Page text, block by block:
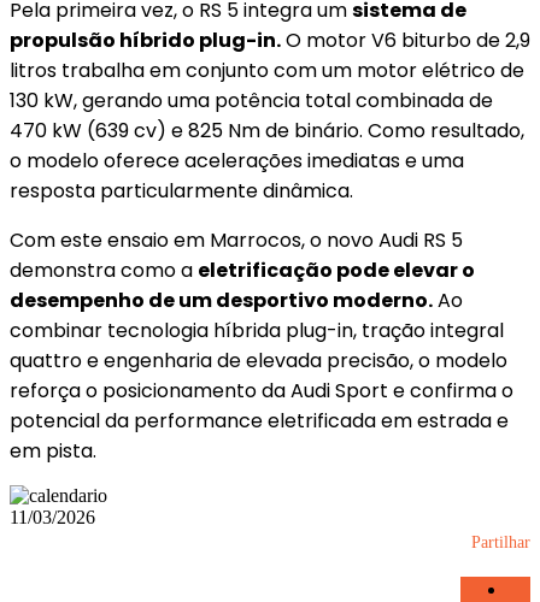
Pela primeira vez, o RS 5 integra umsistema de
propulsão híbrido plug-in.O motor V6 biturbo de 2,9
litros trabalha em conjunto com um motor elétrico de
130 kW, gerando uma potência total combinada de
470 kW (639 cv) e 825 Nm de binário. Como resultado,
o modelo oferece acelerações imediatas e uma
resposta particularmente dinâmica.
Com este ensaio em Marrocos, o novo Audi RS 5
demonstra como a eletrificação pode elevar o
desempenho de um desportivo moderno.Ao
combinar tecnologia híbrida plug-in, tração integral
quattro e engenharia de elevada precisão, o modelo
reforça o posicionamento da Audi Sport e confirma o
potencial da performance eletrificada em estrada e
em pista.
11/03/2026
Partilhar